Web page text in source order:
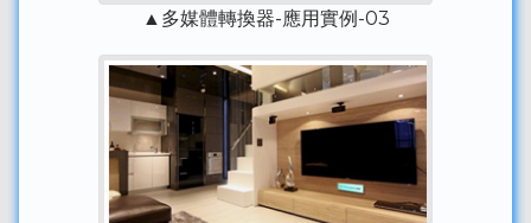
▲多媒體轉換器-應用實例-03